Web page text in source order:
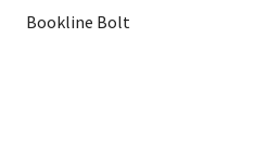
Bookline Bolt